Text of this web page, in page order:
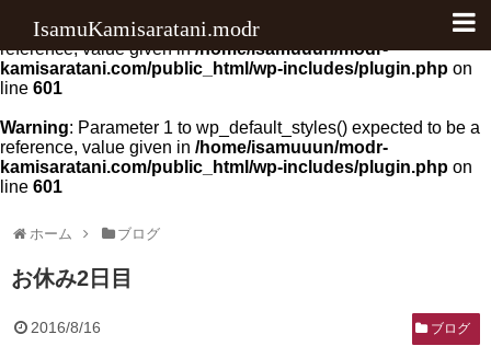
Warning: Parameter 1 to wp_default_scripts() expected to be a
reference, value given in/home/isamuuun/modr-
kamisaratani.com/public_html/wp-includes/plugin.php on
line 601
Warning: Parameter 1 to wp_default_styles() expected to be a
reference, value given in /home/isamuuun/modr-
kamisaratani.com/public_html/wp-includes/plugin.php on
line 601
IsamuKamisaratani.modr
ホーム ブログ
お休み2日目
2016/8/16 ブログ
料金
アクセス
クチコミ